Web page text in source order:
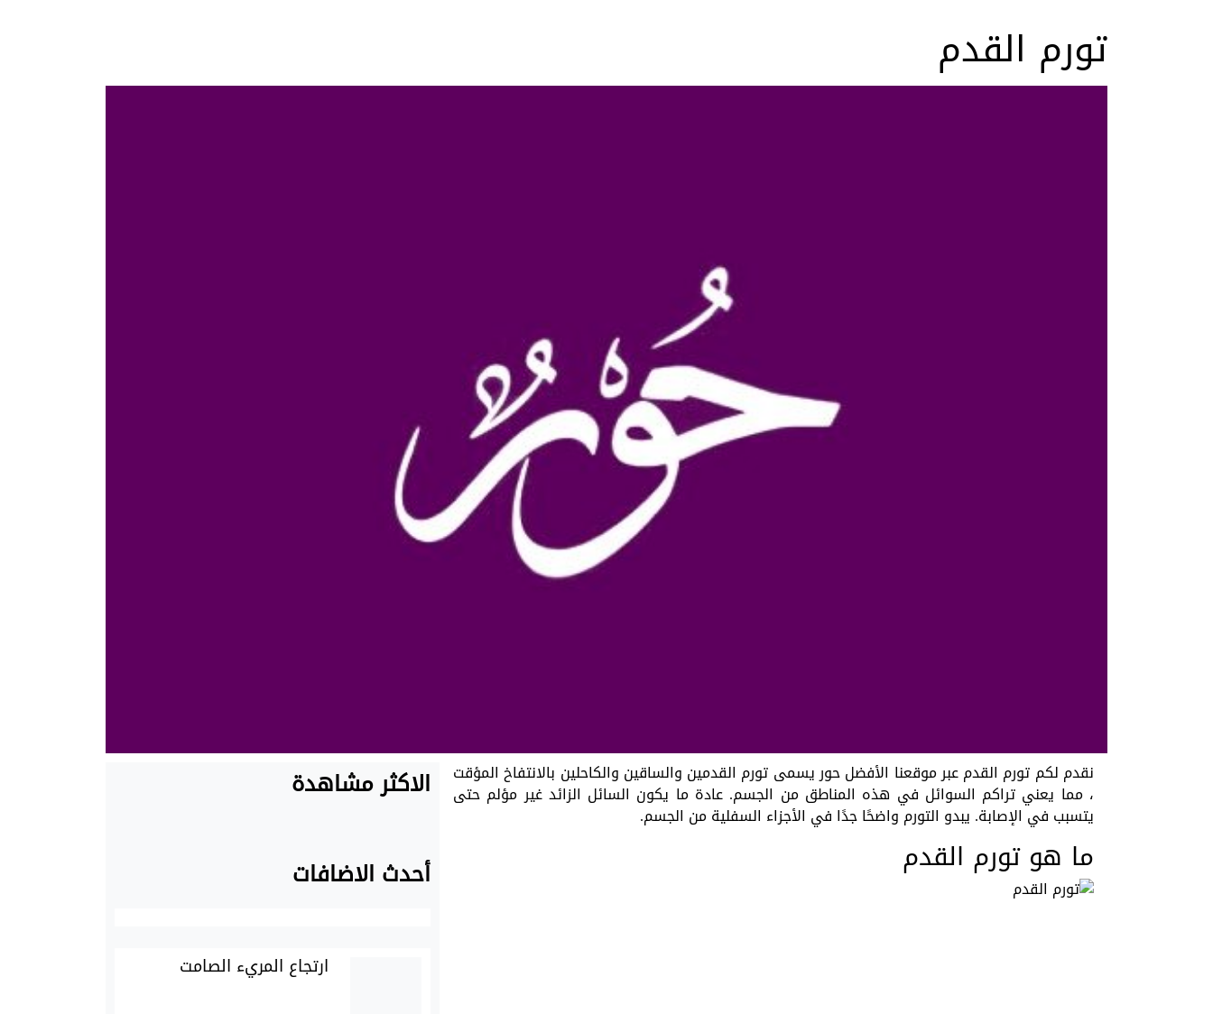
تورم القدم
نقدم لكم تورم القدم عبر موقعنا الأفضل حور يسمى تورم القدمين والساقين والكاحلين بالانتفاخ المؤقت
، مما يعني تراكم السوائل في هذه المناطق من الجسم. عادة ما يكون السائل الزائد غير مؤلم حتى
يتسبب في الإصابة. يبدو التورم واضحًا جدًا في الأجزاء السفلية من الجسم.
ما هو تورم القدم
الاكثر مشاهدة
أحدث الاضافات
ارتجاع المريء الصامت